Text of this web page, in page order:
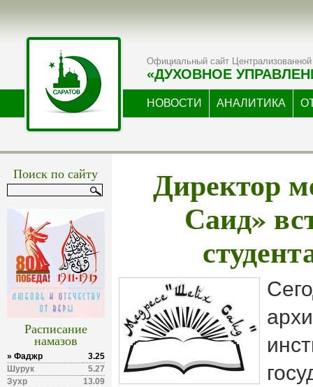
Официальный сайт Централизованной
«ДУХОВНОЕ
НОВОСТИ АНАЛИТИКА
Поиск по сайту
Расписание
намазов
» Фаджр
3.25
Шурук
5.27
Зухр
13.09
Директор
Саид»